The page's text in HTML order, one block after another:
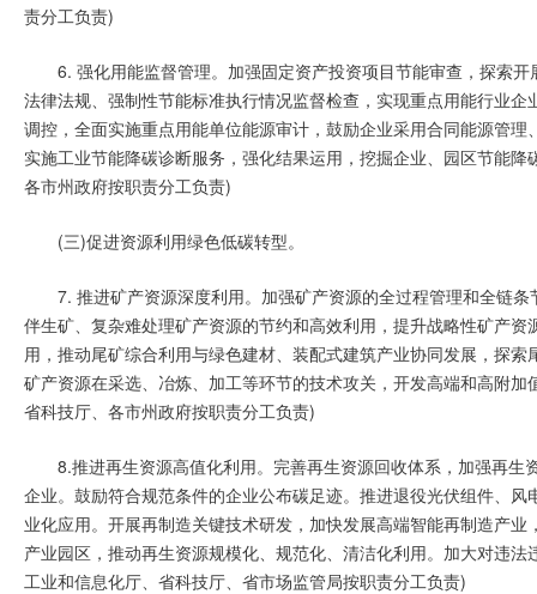
责分工负责)
6. 强化用能监督管理。加强固定资产投资项目节能审查，探索
法律法规、强制性节能标准执行情况监督检查，实现重点用能行业
调控，全面实施重点用能单位能源审计，鼓励企业采用合同能源管
实施工业节能降碳诊断服务，强化结果运用，挖掘企业、园区节能
各市州政府按职责分工负责)
(三)促进资源利用绿色低碳转型。
7. 推进矿产资源深度利用。加强矿产资源的全过程管理和全链
伴生矿、复杂难处理矿产资源的节约和高效利用，提升战略性矿产
用，推动尾矿综合利用与绿色建材、装配式建筑产业协同发展，探
矿产资源在采选、冶炼、加工等环节的技术攻关，开发高端和高附
省科技厅、各市州政府按职责分工负责)
8.推进再生资源高值化利用。完善再生资源回收体系，加强再
企业。鼓励符合规范条件的企业公布碳足迹。推进退役光伏组件、
业化应用。开展再制造关键技术研发，加快发展高端智能再制造产
产业园区，推动再生资源规模化、规范化、清洁化利用。加大对违
工业和信息化厅、省科技厅、省市场监管局按职责分工负责)